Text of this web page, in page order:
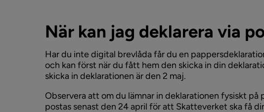
När kan jag deklarera via
Har du inte digital brevlåda får du en
och kan först när du fått hem den skicka in din
skicka in deklarationen är den 2 maj.
Observera att om du lämnar in deklarationen fysiskt på
postas senast den 24 april för att Skatteverket ska få